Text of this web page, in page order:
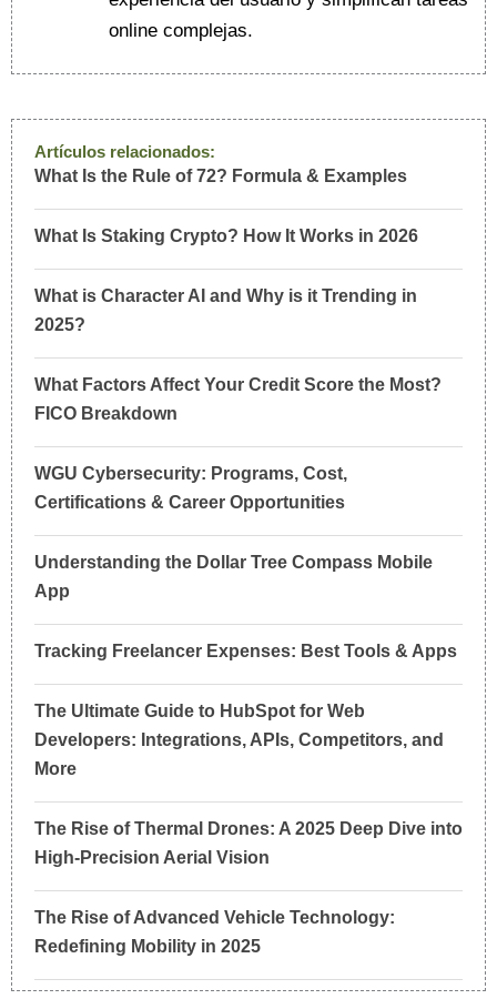
online complejas.
Artículos relacionados:
What Is the Rule of 72? Formula & Examples
What Is Staking Crypto? How It Works in 2026
What is Character AI and Why is it Trending in
2025?
What Factors Affect Your Credit Score the Most?
FICO Breakdown
WGU Cybersecurity: Programs, Cost,
Certifications & Career Opportunities
Understanding the Dollar Tree Compass Mobile
App
Tracking Freelancer Expenses: Best Tools & Apps
The Ultimate Guide to HubSpot for Web
Developers: Integrations, APIs, Competitors, and
More
The Rise of Thermal Drones: A 2025 Deep Dive into
High-Precision Aerial Vision
The Rise of Advanced Vehicle Technology:
Redefining Mobility in 2025